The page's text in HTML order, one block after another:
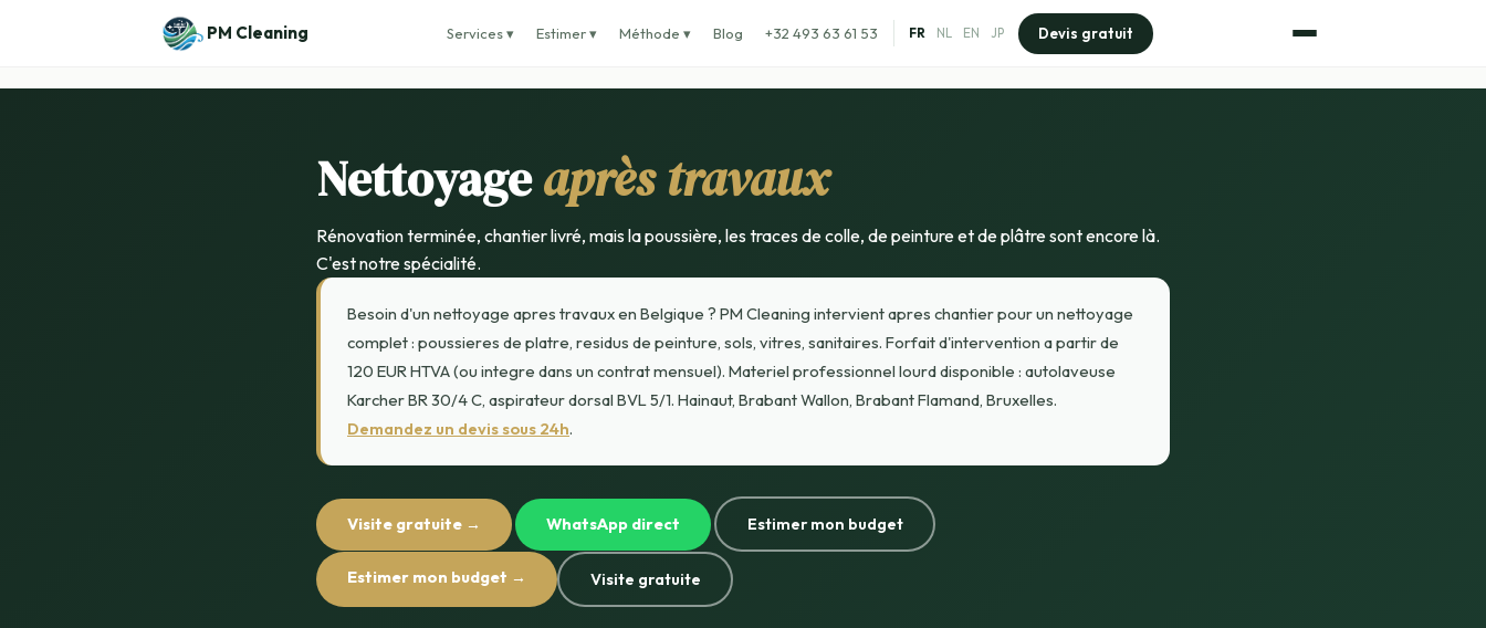
PM Cleaning Services ▾ Estimer ▾ Méthode ▾ Blog +32 493 63 61 53 FR NL EN JP Devis gratuit
Nettoyageaprès travaux
Rénovation terminée, chantier livré, mais la poussière, les traces de colle, de peinture et de plâtre sont encore là.
C'est notre spécialité.
Besoin d'un nettoyage apres travaux en Belgique ? PM Cleaning intervient apres chantier pour un nettoyage
complet : poussieres de platre, residus de peinture, sols, vitres, sanitaires. Forfait d'intervention a partir de
120 EUR HTVA (ou integre dans un contrat mensuel). Materiel professionnel lourd disponible : autolaveuse
Karcher BR 30/4 C, aspirateur dorsal BVL 5/1. Hainaut, Brabant Wallon, Brabant Flamand, Bruxelles.
Demandez un devis sous 24h.
Visite gratuite → WhatsApp direct Estimer mon budget
Estimer mon budget → Visite gratuite